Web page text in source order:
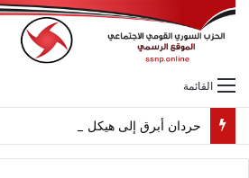
القائمة
حردان أبرق إلى هيكل مهنئاً بمناسبة